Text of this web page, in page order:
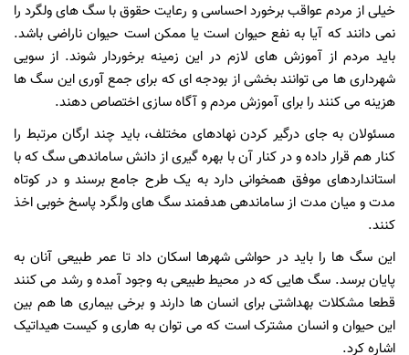
خیلی از مردم عواقب برخورد احساسی و رعایت حقوق با سگ های ولگرد را
نمی دانند که آیا به نفع حیوان است یا ممکن است حیوان ناراضی باشد.
باید مردم از آموزش های لازم در این زمینه برخوردار شوند. از سویی
شهرداری ها می توانند بخشی از بودجه ای که برای جمع آوری این سگ ها
هزینه می کنند را برای آموزش مردم و آگاه سازی اختصاص دهند.
مسئولان به جای درگیر کردن نهادهای مختلف، باید چند ارگان مرتبط را
کنار هم قرار داده و در کنار آن با بهره گیری از دانش ساماندهی سگ که با
استانداردهای موفق همخوانی دارد به یک طرح جامع برسند و در کوتاه
مدت و میان مدت از ساماندهی هدفمند سگ های ولگرد پاسخ خوبی اخذ
کنند.
این سگ ها را باید در حواشی شهرها اسکان داد تا عمر طبیعی آنان به
پایان برسد. سگ هایی که در محیط طبیعی به وجود آمده و رشد می کنند
قطعا مشکلات بهداشتی برای انسان ها دارند و برخی بیماری ها هم بین
این حیوان و انسان مشترک است که می توان به هاری و کیست هیداتیک
اشاره کرد.